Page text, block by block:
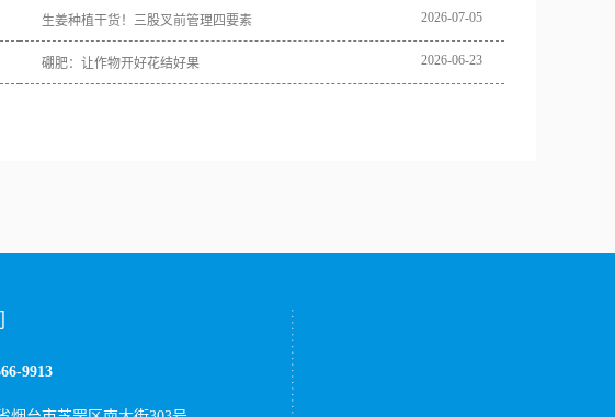
生姜种植干货！三股叉前管理四要素 2026-07-05
硼肥：让作物开好花结好果 2026-06-23
9913